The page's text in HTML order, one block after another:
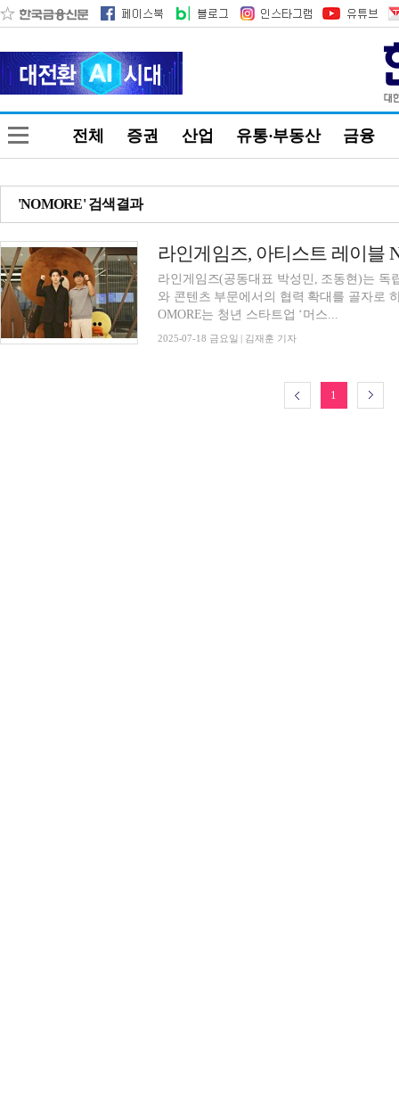
전체 증권 산업 유통·부동산 금융
'NOMORE' 검색결과
라인게임즈, 아티스트 레이블
라인게임즈(공동대표 박성민, 조동현)는 독
와 콘텐츠 부문에서의 협력 확대를 골자로
OMORE는 청년 스타트업 ‘머스...
2025-07-18 금요일 | 김재훈 기자
1